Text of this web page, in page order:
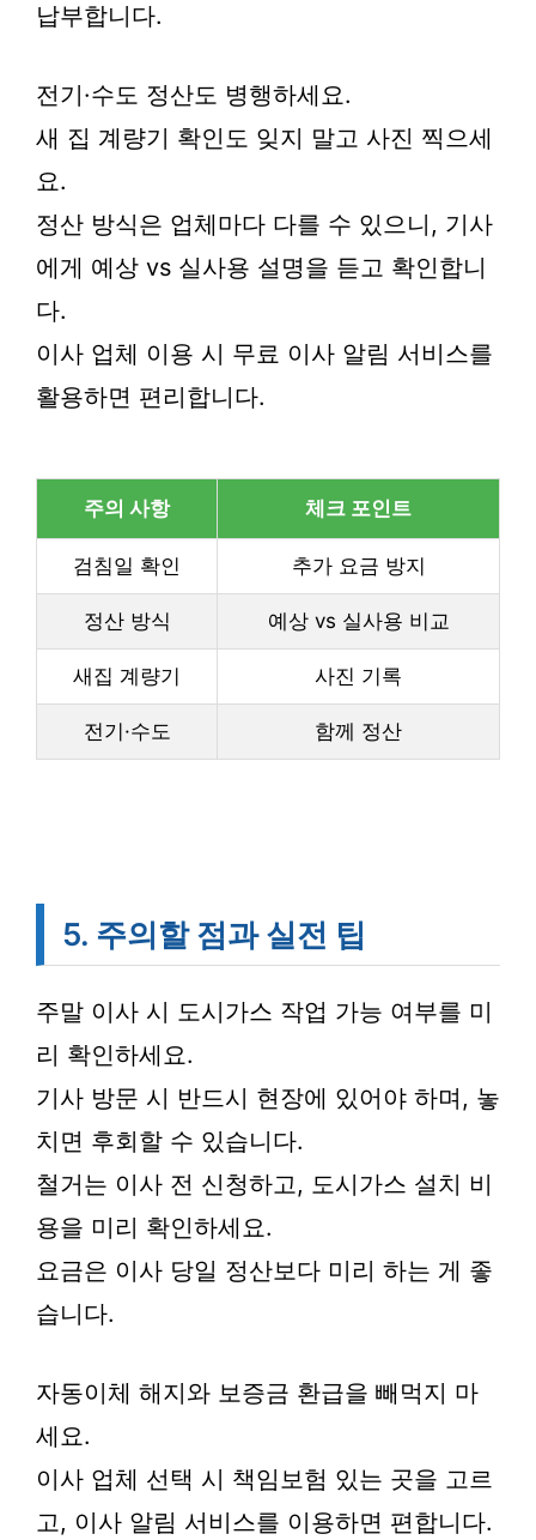
납부합니다.
전기·수도 정산도 병행하세요.
새 집 계량기 확인도 잊지 말고 사진 찍으세
요.
정산 방식은 업체마다 다를 수 있으니, 기사
에게 예상 vs 실사용 설명을 듣고 확인합니
다.
이사 업체 이용 시 무료 이사 알림 서비스를
활용하면 편리합니다.
주의 사항 체크 포인트
검침일 확인 추가 요금 방지
정산 방식 예상 vs 실사용 비교
새집 계량기 사진 기록
전기·수도 함께 정산
5. 주의할 점과 실전 팁
주말 이사 시 도시가스 작업 가능 여부를 미
리 확인하세요.
기사 방문 시 반드시 현장에 있어야 하며, 놓
치면 후회할 수 있습니다.
철거는 이사 전 신청하고, 도시가스 설치 비
용을 미리 확인하세요.
요금은 이사 당일 정산보다 미리 하는 게 좋
습니다.
자동이체 해지와 보증금 환급을 빼먹지 마
세요.
이사 업체 선택 시 책임보험 있는 곳을 고르
고, 이사 알림 서비스를 이용하면 편합니다.